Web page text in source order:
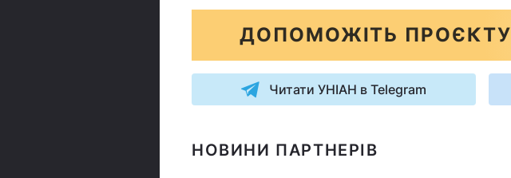
ДОПОМОЖІТЬ ПРОЄКТУ
Читати УНІАН в Telegram
НОВИНИ ПАРТНЕРІВ